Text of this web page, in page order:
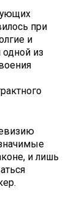
при
и
из
и лишь